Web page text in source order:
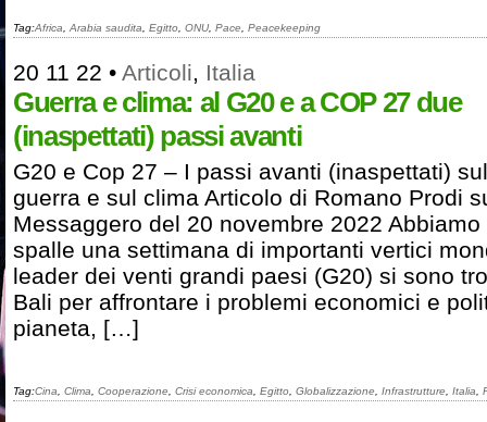
Tag:Africa Arabia saudita Egitto ONU, Pace Peacekeeping
20 11 22 • Articoli, Italia
Guerra e clima: al G20 e a COP 27 due
(inaspettati) passi avanti
G20 e Cop 27 – I passi avanti (inaspettati)
guerra e sul clima Articolo di Romano Prodi
Messaggero del 20 novembre 2022 Abbiamo
spalle una settimana di importanti vertici
leader dei venti grandi paesi (G20) si sono
Bali per affrontare i problemi economici e
pianeta, […]
Tag:Cina Clima Cooperazione Crisi economica Egitto Globalizzazione Infrastrutture Italia